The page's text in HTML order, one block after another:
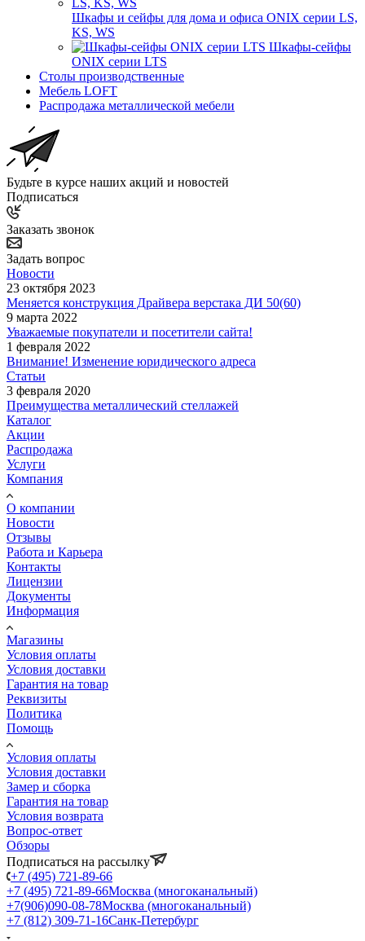
Шкафы и сейфы для дома и офиса ONIX серии LS,
KS, WS
Шкафы-сейфы
ONIX серии LTS
Столы производственные
Мебель LOFT
Распродажа металлической мебели
Будьте в курсе наших акций и новостей
Подписаться
Заказать звонок
Задать вопрос
Новости
23 октября 2023
Меняется конструкция Драйвера верстака ДИ 50(60)
9 марта 2022
Уважаемые покупатели и посетители сайта!
1 февраля 2022
Внимание! Изменение юридического адреса
Статьи
3 февраля 2020
Преимущества металлический стеллажей
Каталог
Акции
Распродажа
Услуги
Компания
О компании
Новости
Отзывы
Работа и Карьера
Контакты
Лицензии
Документы
Информация
Магазины
Условия оплаты
Условия доставки
Гарантия на товар
Реквизиты
Политика
Помощь
Условия оплаты
Условия доставки
Замер и сборка
Гарантия на товар
Условия возврата
Вопрос-ответ
Обзоры
Подписаться на рассылку
+7 (495) 721-89-66
+7 (495) 721-89-66Москва (многоканальный)
+7(906)090-08-78Москва (многоканальный)
+7 (812) 309-71-16Санк-Петербург